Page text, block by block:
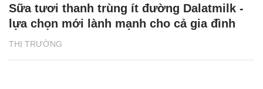
THỊ TRƯỜNG
Sữa tươi thanh trùng ít đường Dalatmilk -
lựa chọn mới lành mạnh cho cả gia đình